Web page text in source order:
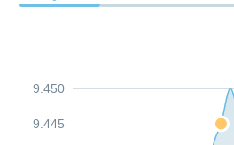
9.445
9.450